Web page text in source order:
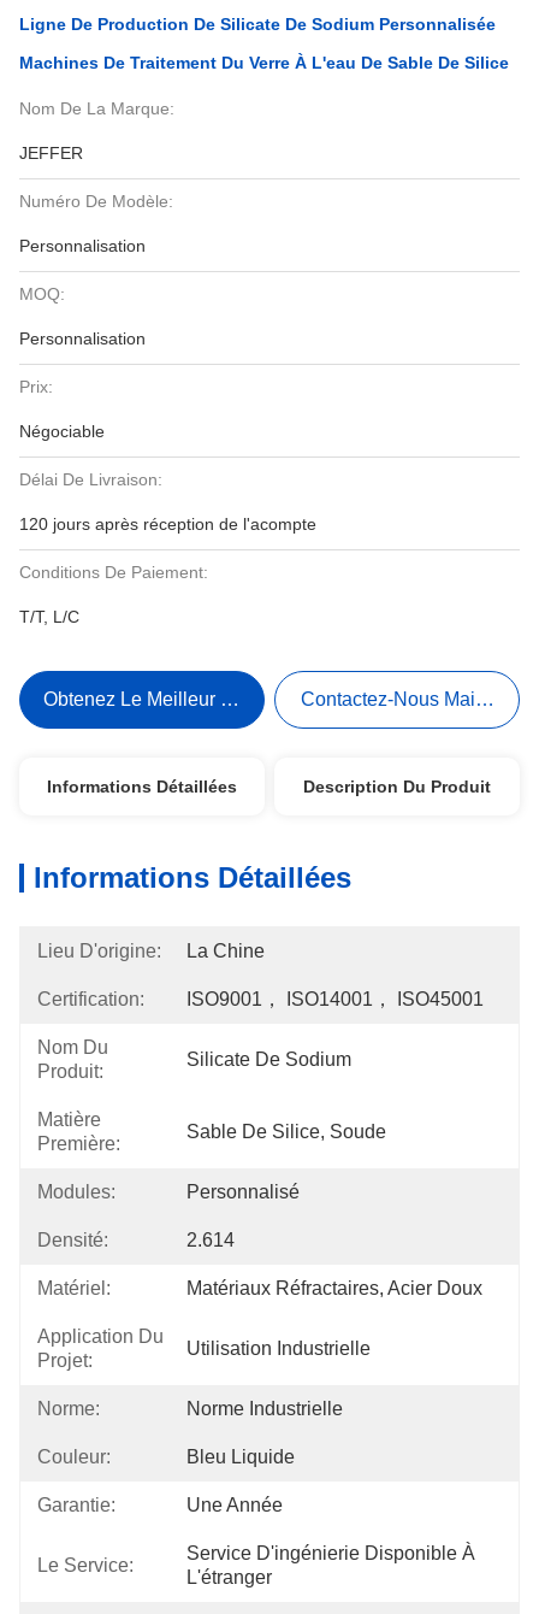
Ligne De Production De Silicate De Sodium Personnalisée
Machines De Traitement Du Verre À L'eau De Sable De Silice
Nom De La Marque:
JEFFER
Numéro De Modèle:
Personnalisation
MOQ:
Personnalisation
Prix:
Négociable
Délai De Livraison:
120 jours après réception de l'acompte
Conditions De Paiement:
T/T, L/C
Obtenez Le Meilleur Prix Contactez-Nous Maintenant
Informations Détaillées Description Du Produit
Informations Détaillées
Lieu D'origine: La Chine
Certification: ISO9001， ISO14001， ISO45001
Nom Du
Produit:
Silicate De Sodium
Matière
Première:
Sable De Silice, Soude
Modules: Personnalisé
Densité: 2.614
Matériel: Matériaux Réfractaires, Acier Doux
Application Du
Projet:
Utilisation Industrielle
Norme: Norme Industrielle
Couleur: Bleu Liquide
Garantie: Une Année
Le Service:
Service D'ingénierie Disponible À
L'étranger